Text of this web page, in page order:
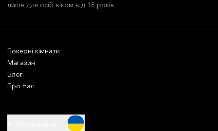
лише для осіб віком від 18 років.
Покерні кімнати
Магазин
Блог
Про Нас